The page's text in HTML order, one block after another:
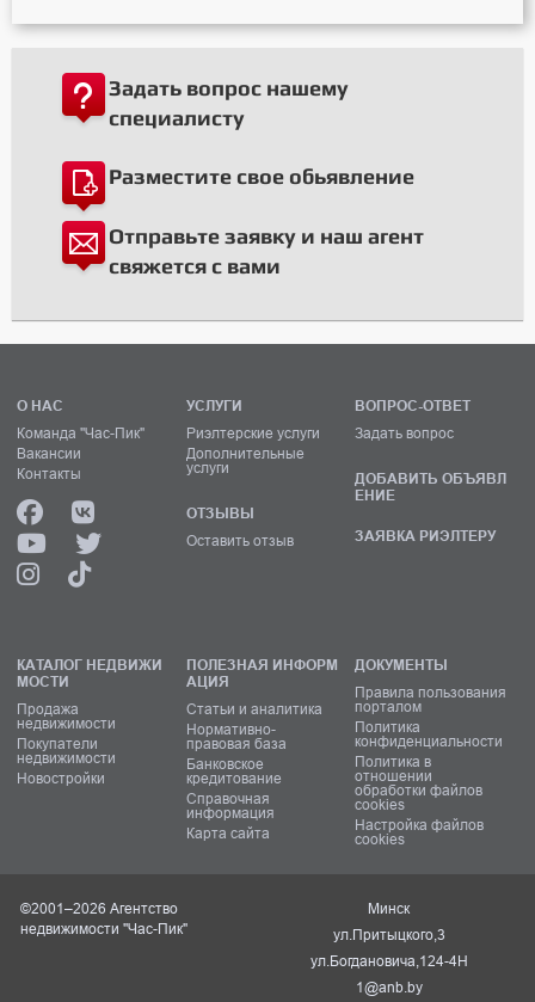
Задать вопрос нашему
специалисту
Разместите свое обьявление
Отправьте заявку и наш агент
свяжется с вами
О НАС
Команда "Час-Пик"
Вакансии
Контакты
УСЛУГИ
Риэлтерские услуги
Дополнительные
услуги
ОТЗЫВЫ
Оставить отзыв
ВОПРОС-ОТВЕТ
Задать вопрос
ДОБАВИТЬ ОБЪЯВЛ
ЕНИЕ
ЗАЯВКА РИЭЛТЕРУ
КАТАЛОГ НЕДВИЖИ
МОСТИ
Продажа
недвижимости
Покупатели
недвижимости
Новостройки
ПОЛЕЗНАЯ ИНФОРМ
АЦИЯ
Статьи и аналитика
Нормативно-
правовая база
Банковское
кредитование
Справочная
информация
Карта сайта
ДОКУМЕНТЫ
Правила пользования
порталом
Политика
конфиденциальности
Политика в
отношении
обработки файлов
cookies
Настройка файлов
cookies
©2001–2026 Агентство
недвижимости "Час-Пик"
Минск
ул.Притыцкого,3
ул.Богдановича,124-4Н
1@anb.by